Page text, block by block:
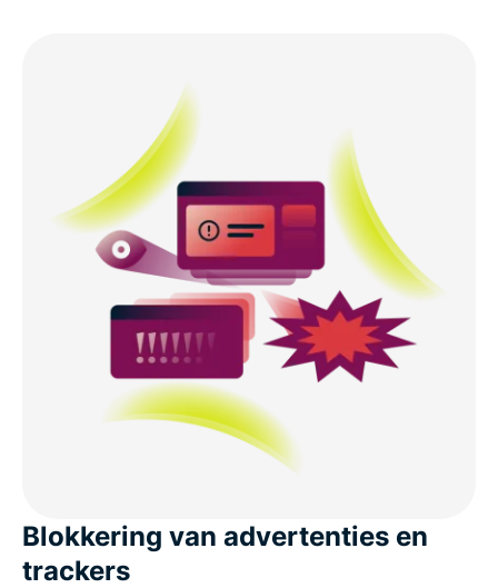
Blokkering van advertenties en
trackers